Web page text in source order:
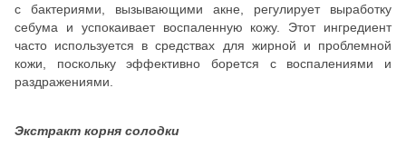
с бактериями, вызывающими акне, регулирует выработку
себума и успокаивает воспаленную кожу. Этот ингредиент
часто используется в средствах для жирной и проблемной
кожи, поскольку эффективно борется с воспалениями и
раздражениями.
Экстракт корня солодки